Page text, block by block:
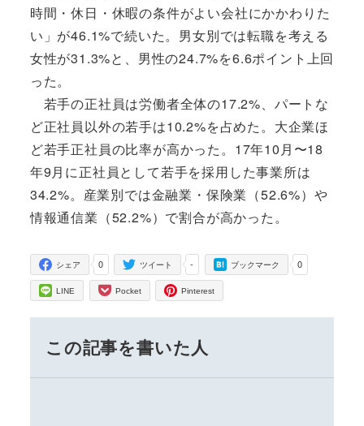
時間・休日・休暇の条件がよい会社にかかわりた
い」が46.1%で続いた。男女別では転職を考える
女性が31.3%と、男性の24.7%を6.6ポイント上回
った。
若手の正社員は労働者全体の17.2%、パートな
ど正社員以外の若手は10.2%を占めた。大企業ほ
ど若手正社員の比率が高かった。17年10月〜18
年9月に正社員として若手を採用した事業所は
34.2%。産業別では金融業・保険業（52.6%）や
情報通信業（52.2%）で割合が高かった。
0
シェア -
ツイート 0
ブックマーク
LINE Pocket Pinterest
この記事を書いた人